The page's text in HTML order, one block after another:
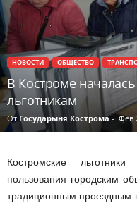
НОВОСТИ ОБЩЕСТВО
В Костроме
льготникам
От Государыня Кострома- Фев
Костромские
пользования городским
традиционным проездным